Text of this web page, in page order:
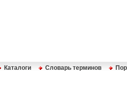
Каталоги Словарь терминов